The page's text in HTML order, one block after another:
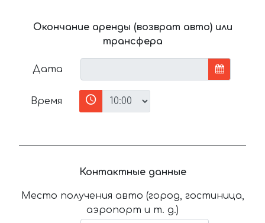
Окончание аренды (возврат авто) или
трансфера
Дата
Время
Контактные данные
Место получения авто (город, гостиница,
аэропорт и т. д.)